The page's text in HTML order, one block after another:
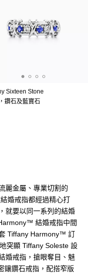
Sixteen Stone
鑽石及藍寶石
麗金屬、專業切割的
婚戒指都經過精心打
就要以同一系列的結婚
結婚戒指中間
Tiffany Harmony™ 訂
突顯 Tiffany Soleste 設
婚戒指，搶眼奪目、魅
鑲鑽石戒指，配搭窄版